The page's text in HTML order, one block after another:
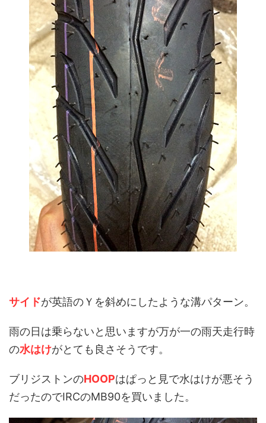
サイドが英語のＹを斜めにしたような溝パターン。
雨の日は乗らないと思いますが万が一の雨天走行時
の水はけがとても良さそうです。
ブリジストンのHOOPはぱっと見で水はけが悪そう
だったのでIRCのMB90を買いました。